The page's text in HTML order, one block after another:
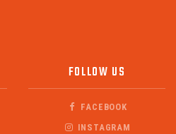
FOLLOW US
FACEBOOK
INSTAGRAM